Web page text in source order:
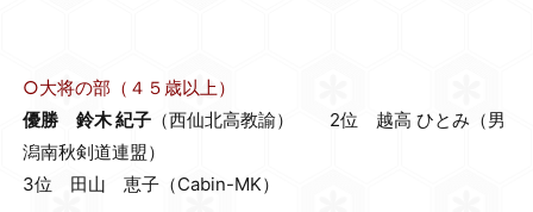
○大将の部（４５歳以上）
優勝 鈴木 紀子（西仙北高教諭） 2位 越高 ひとみ（男
潟南秋剣道連盟）
3位 田山 恵子（Cabin-MK）